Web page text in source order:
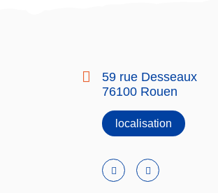
59 rue Desseaux
76100 Rouen
localisation